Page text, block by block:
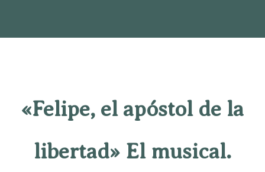
«Felipe, el apóstol de la
libertad» El musical.